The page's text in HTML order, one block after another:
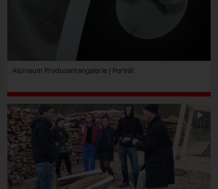
Alpineum Produzentengalerie | Porträt